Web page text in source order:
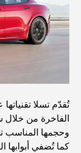
أشياء
إفطار
المقاهي في
مطاعم دبي
الطعام
تُقدّم تسلا
وحجمها المناسب
كما تُضفي أبوابها